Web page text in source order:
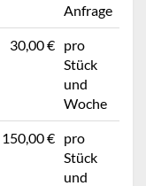
Anfrage
30,00 € pro
Stück
und
Woche
150,00 € pro
Stück
und